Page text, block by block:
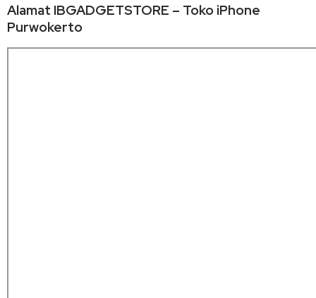
Alamat IBGADGETSTORE – Toko iPhone
Purwokerto